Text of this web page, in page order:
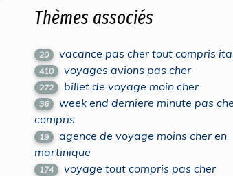
Thèmes associés
20 vacance pas cher tout compris
410 voyages avions pas cher
272 billet de voyage moin cher
36
week end derniere minute pas
compris
19
agence de voyage moins cher en
martinique
174 voyage tout compris pas cher